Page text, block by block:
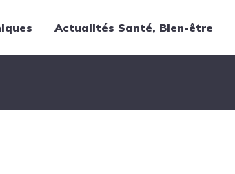
Actualités Santé, Bien-être